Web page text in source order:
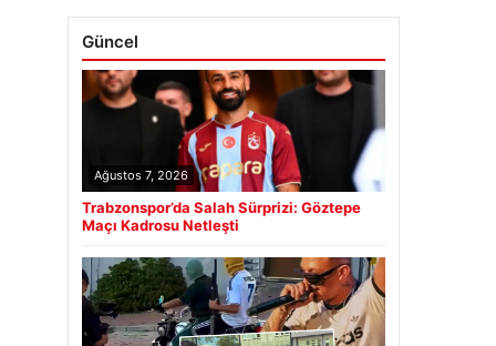
Güncel
Ağustos 7, 2026
Trabzonspor’da Salah Sürprizi: Göztepe
Maçı Kadrosu Netleşti